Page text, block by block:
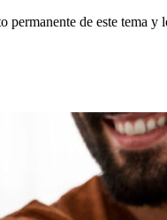
permanente de este tema